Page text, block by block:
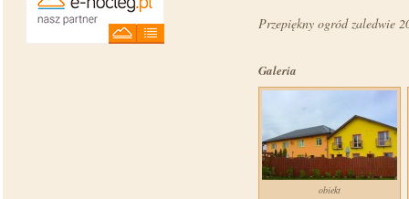
Przepiękny ogród zaledwie
Galeria
obiekt